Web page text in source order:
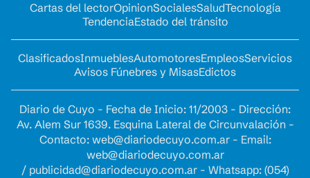
Cartas del lectorOpinionSocialesSaludTecnología
TendenciaEstado del tránsito
ClasificadosInmueblesAutomotoresEmpleosServicios
Avisos Fúnebres y MisasEdictos
Diario de Cuyo - Fecha de Inicio: 11/2003 - Dirección:
Av. Alem Sur 1639. Esquina Lateral de Circunvalación -
Contacto: web@diariodecuyo.com.ar- Email:
web@diariodecuyo.com.ar
/ publicidad@diariodecuyo.com.ar- Whatsapp: (054)